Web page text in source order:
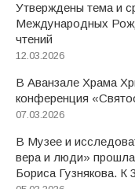
Утверждены тема и
Международных
чтений
12.03.2026
В Аванзале Храма
конференция
07.03.2026
В Музее и
вера и люди»
Бориса Гузнякова. К